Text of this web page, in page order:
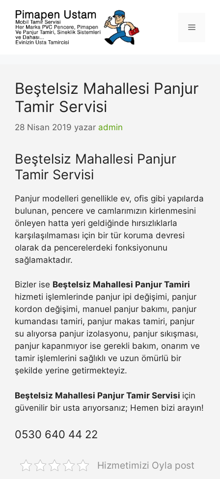
Menü
Beştelsiz Mahallesi Panjur
Tamir Servisi
28 Nisan 2019 yazar admin
Beştelsiz Mahallesi Panjur
Tamir Servisi
Panjur modelleri genellikle ev, ofis gibi yapılarda
bulunan, pencere ve camlarımızın kirlenmesini
önleyen hatta yeri geldiğinde hırsızlıklarla
karşılaşılmaması için bir tür koruma devresi
olarak da pencerelerdeki fonksiyonunu
sağlamaktadır.
Bizler ise Beştelsiz Mahallesi Panjur Tamiri
hizmeti işlemlerinde panjur ipi değişimi, panjur
kordon değişimi, manuel panjur bakımı, panjur
kumandası tamiri, panjur makas tamiri, panjur
su alıyorsa panjur izolasyonu, panjur sıkışması,
panjur kapanmıyor ise gerekli bakım, onarım ve
tamir işlemlerini sağlıklı ve uzun ömürlü bir
şekilde yerine getirmekteyiz.
Beştelsiz Mahallesi Panjur Tamir Servisi için
güvenilir bir usta arıyorsanız; Hemen bizi arayın!
0530 640 44 22
Hizmetimizi Oyla post